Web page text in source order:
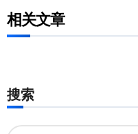
相关文章
搜索